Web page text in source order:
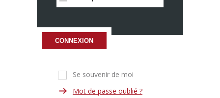
CONNEXION
Se souvenir de moi
Mot de passe oublié ?